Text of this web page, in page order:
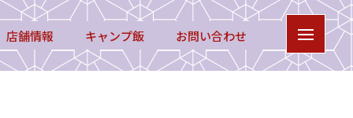
店舗情報 キャンプ飯 お問い合わせ